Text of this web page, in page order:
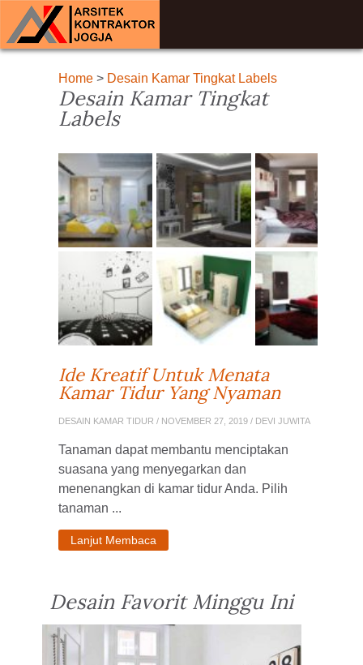
Home> Desain Kamar Tingkat Labels
Desain Kamar Tingkat
Labels
Ide Kreatif Untuk Menata
Kamar Tidur Yang Nyaman
DESAIN KAMAR TIDUR / NOVEMBER 27, 2019 / DEVI JUWITA
Tanaman dapat membantu menciptakan
suasana yang menyegarkan dan
menenangkan di kamar tidur Anda. Pilih
tanaman ...
Lanjut Membaca
Desain Favorit Minggu Ini